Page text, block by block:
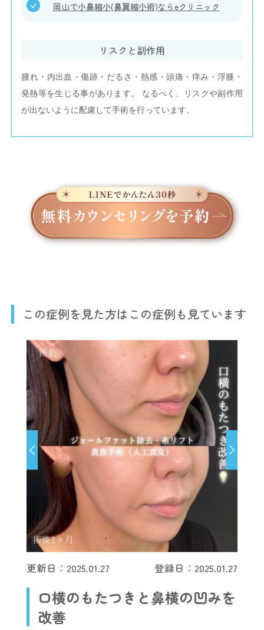
岡山で小鼻縮小(鼻翼縮小術)ならeクリニック
リスクと副作用
腫れ・内出血・傷跡・だるさ・熱感・頭痛・痒み・浮腫・
発熱等を生じる事があります。 なるべく、リスクや副作用
が出ないように配慮して手術を行っています。
この症例を見た方はこの症例も見ています
更新日：2025.01.27 登録日：2025.01.27
口横のもたつきと鼻横の凹みを
改善